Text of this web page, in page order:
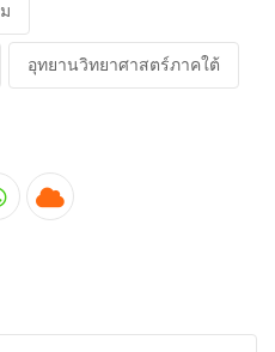
อุทยานวิทยาศาสตร์ภาคใต้
Cloud